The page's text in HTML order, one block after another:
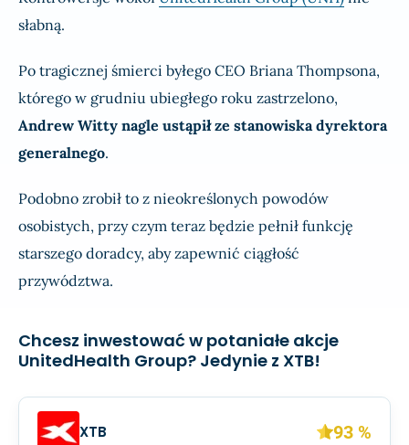
słabną.
Po tragicznej śmierci byłego CEO Briana Thompsona,
którego w grudniu ubiegłego roku zastrzelono,
Andrew Witty nagle ustąpił ze stanowiska dyrektora
generalnego.
Podobno zrobił to z nieokreślonych powodów
osobistych, przy czym teraz będzie pełnił funkcję
starszego doradcy, aby zapewnić ciągłość
przywództwa.
Chcesz inwestować w potaniałe akcje
UnitedHealth Group? Jedynie z XTB!
XTB 93 %